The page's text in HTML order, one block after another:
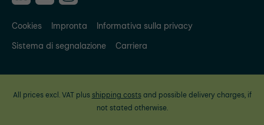
Cookies Impronta
Informativa sulla privacy
Sistema di segnalazione
Carriera
All prices excl. VAT plus shipping costsand possible delivery charges, if
not stated otherwise.